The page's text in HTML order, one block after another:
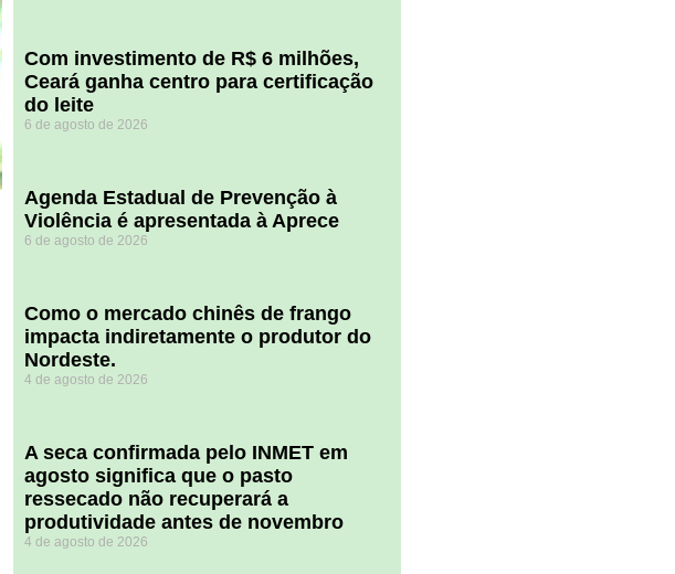
Com investimento de R$ 6 milhões,
Ceará ganha centro para certificação
do leite
6 de agosto de 2026
Agenda Estadual de Prevenção à
Violência é apresentada à Aprece
6 de agosto de 2026
​Como o mercado chinês de frango
impacta indiretamente o produtor do
Nordeste.
4 de agosto de 2026
A seca confirmada pelo INMET em
agosto significa que o pasto
ressecado não recuperará a
produtividade antes de novembro
4 de agosto de 2026